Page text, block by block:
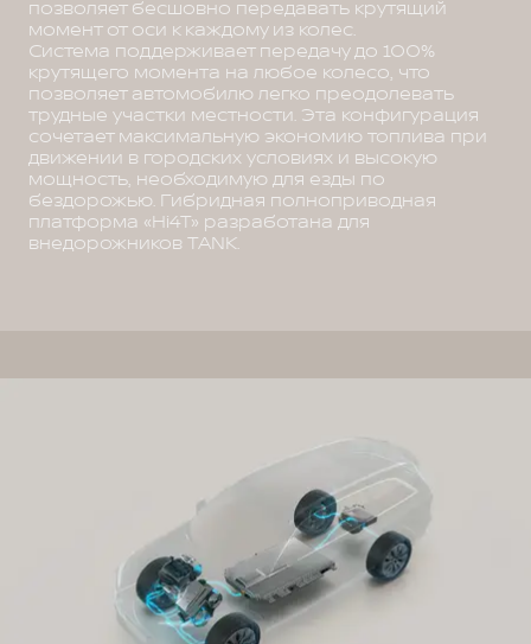
позволяет бесшовно передавать крутящий
момент от оси к каждому из колес.
Система поддерживает передачу до 100%
крутящего момента на любое колесо, что
позволяет автомобилю легко преодолевать
трудные участки местности. Эта конфигурация
сочетает максимальную экономию топлива при
движении в городских условиях и высокую
мощность, необходимую для езды по
бездорожью. Гибридная полноприводная
платформа «Hi4T» разработана для
внедорожников TANK.